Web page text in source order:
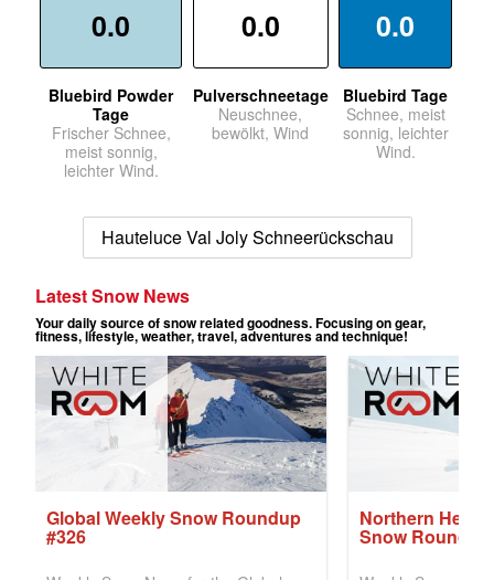
0.0
Bluebird Powder
Tage
Frischer Schnee,
meist sonnig,
leichter Wind.
0.0
Pulverschneetage
Neuschnee,
bewölkt, Wind
0.0
Bluebird Tage
Schnee, meist
sonnig, leichter
Wind.
Hauteluce Val Joly Schneerückschau